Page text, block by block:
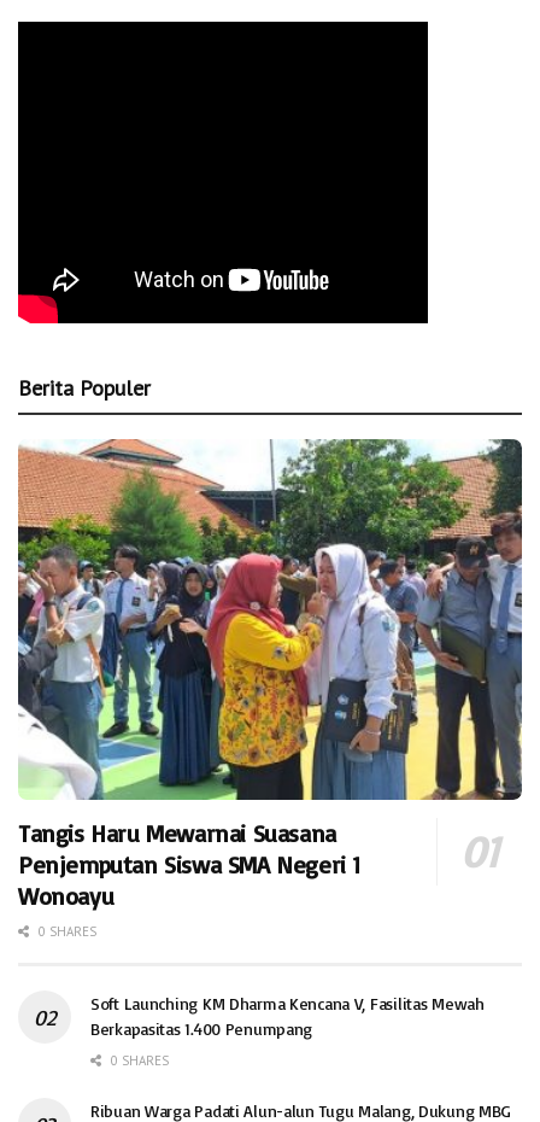
Berita Populer
Tangis Haru Mewarnai Suasana
Penjemputan Siswa SMA Negeri 1
Wonoayu
0 SHARES
Soft Launching KM Dharma Kencana V, Fasilitas Mewah
Berkapasitas 1.400 Penumpang
0 SHARES
Ribuan Warga Padati Alun-alun Tugu Malang, Dukung MBG